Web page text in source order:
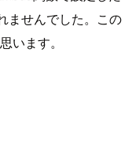
ませんでした。この
います。